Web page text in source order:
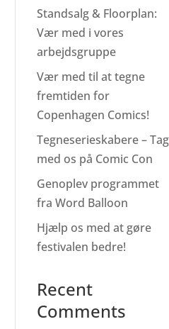
Standsalg & Floorplan:
Vær med i vores
arbejdsgruppe
Vær med til at tegne
fremtiden for
Copenhagen Comics!
Tegneserieskabere – Tag
med os på Comic Con
Genoplev programmet
fra Word Balloon
Hjælp os med at gøre
festivalen bedre!
Recent
Comments